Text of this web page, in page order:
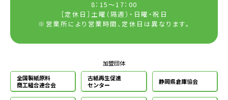
8：15～17：00
［定休日］土曜（隔週）・日曜・祝日
※営業所により営業時間、定休日は異なります。
加盟団体
全国製紙原料
商工組合連合会
古紙再生促進
センター
静岡県倉庫協会